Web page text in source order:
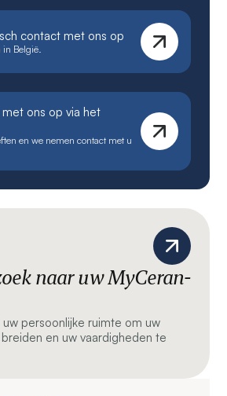
contact met ons op
in België.
ons op via het
en we nemen contact met u
naar uw MyCeran-
persoonlijke ruimte om uw
en uw vaardigheden te